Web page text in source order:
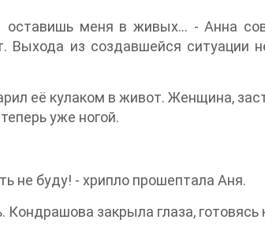
меня в живых… - Анна
Выхода из создавшейся ситуации
её кулаком в живот. Женщина,
уже ногой.
не буду! - хрипло прошептала Аня.
Кондрашова закрыла глаза, готовясь